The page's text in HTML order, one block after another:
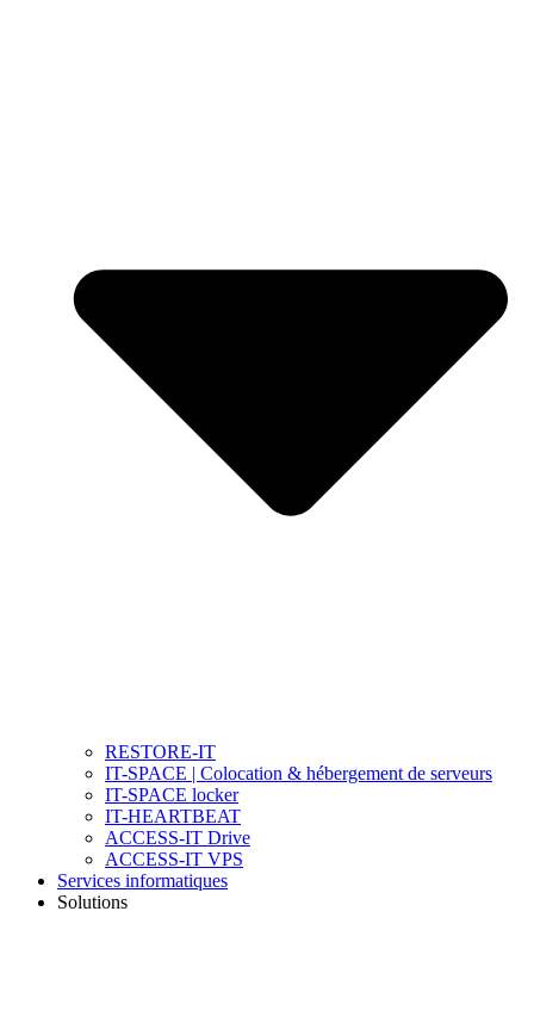
RESTORE-IT
IT-SPACE | Colocation & hébergement de serveurs
IT-SPACE locker
IT-HEARTBEAT
ACCESS-IT Drive
ACCESS-IT VPS
Services informatiques
Solutions